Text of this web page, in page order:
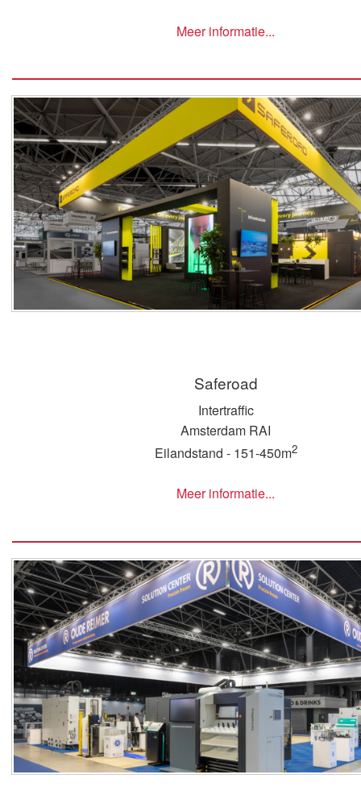
Meer informatie...
Saferoad
Intertraffic
Amsterdam RAI
Eilandstand - 151-450m2
Meer informatie...